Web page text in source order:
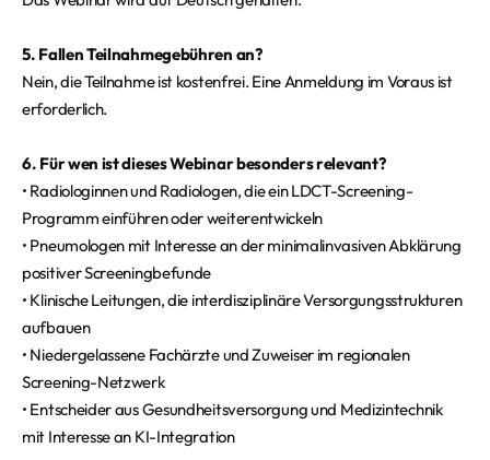
5. Fallen Teilnahmegebühren an?
Nein, die Teilnahme ist kostenfrei. Eine Anmeldung im Voraus ist
erforderlich.
6. Für wen ist dieses Webinar besonders relevant?
• Radiologinnen und Radiologen, die ein LDCT-Screening-
Programm einführen oder weiterentwickeln
• Pneumologen mit Interesse an der minimalinvasiven Abklärung
positiver Screeningbefunde
• Klinische Leitungen, die interdisziplinäre Versorgungsstrukturen
aufbauen
• Niedergelassene Fachärzte und Zuweiser im regionalen
Screening-Netzwerk
• Entscheider aus Gesundheitsversorgung und Medizintechnik
mit Interesse an KI-Integration